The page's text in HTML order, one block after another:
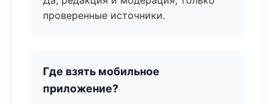
проверенные источники.
Где взять мобильное
приложение?